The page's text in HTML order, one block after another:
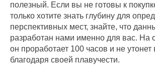
полезный. Если вы не готовы к
только хотите знать глубину для
перспективных мест, знайте, что
разработан нами именно для вас. На
он проработает 100 часов и не
благодаря своей плавучести.